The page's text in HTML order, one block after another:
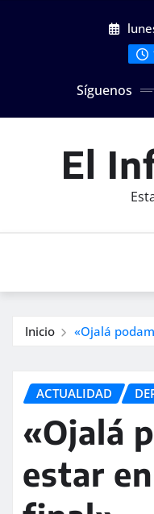
Síguenos
El
Inicio «Ojalá
ACTUALIDAD
«Ojalá
estar